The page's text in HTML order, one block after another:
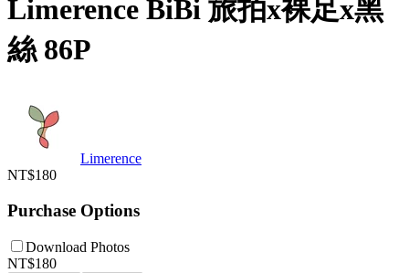
Limerence BiBi 旅拍x裸足x黑
絲 86P
Limerence
NT$180
Purchase Options
Download Photos
NT$180